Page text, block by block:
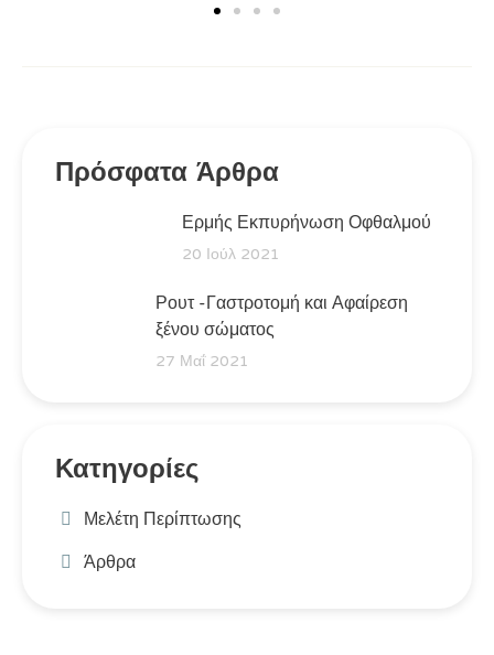
Πρόσφατα Άρθρα
Ερμής Εκπυρήνωση Οφθαλμού
20 Ιούλ 2021
Ρουτ -Γαστροτομή και Αφαίρεση
ξένου σώματος
27 Μαΐ 2021
Κατηγορίες
Μελέτη Περίπτωσης
Άρθρα